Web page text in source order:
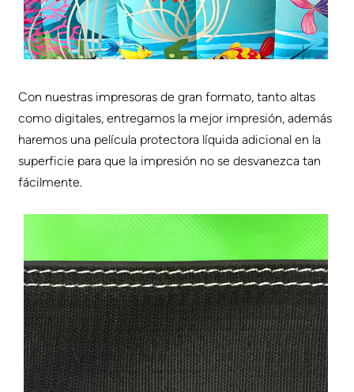
Con nuestras impresoras de gran formato, tanto altas
como digitales, entregamos la mejor impresión, además
haremos una película protectora líquida adicional en la
superficie para que la impresión no se desvanezca tan
fácilmente.